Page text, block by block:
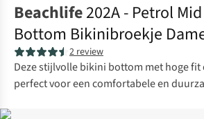
Beachlife202A - Petrol
Bottom Bikinibroekje
2 review
Deze stijlvolle bikini bottom met hoge fit
perfect voor een comfortabele en